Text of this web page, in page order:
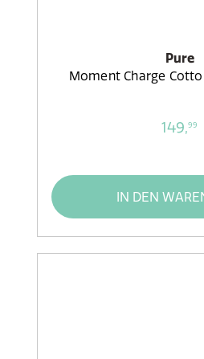
Pure
Moment Charge
149,99
IN DEN